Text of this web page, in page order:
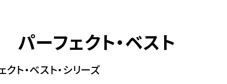
ーフェクト・ベスト
クト・ベスト・シリーズ